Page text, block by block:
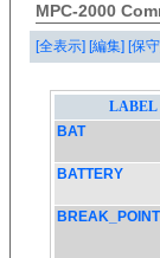
MPC-2000
[全表示] [編集] [保